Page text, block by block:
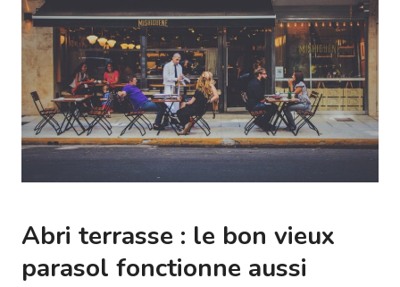
Abri terrasse : le bon vieux
parasol fonctionne aussi